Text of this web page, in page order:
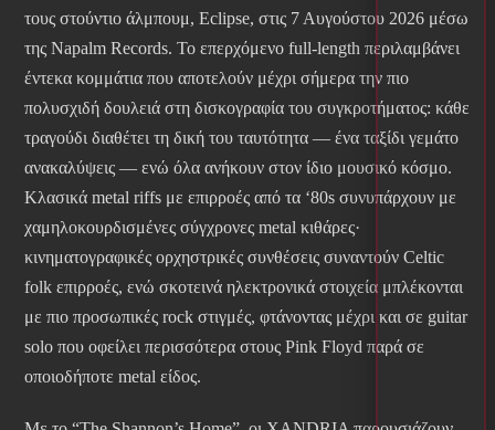
τους στούντιο άλμπουμ, Eclipse, στις 7 Αυγούστου 2026 μέσω
της Napalm Records. Το επερχόμενο full-length περιλαμβάνει
έντεκα κομμάτια που αποτελούν μέχρι σήμερα την πιο
πολυσχιδή δουλειά στη δισκογραφία του συγκροτήματος: κάθε
τραγούδι διαθέτει τη δική του ταυτότητα — ένα ταξίδι γεμάτο
ανακαλύψεις — ενώ όλα ανήκουν στον ίδιο μουσικό κόσμο.
Κλασικά metal riffs με επιρροές από τα ‘80s συνυπάρχουν με
χαμηλοκουρδισμένες σύγχρονες metal κιθάρες·
κινηματογραφικές ορχηστρικές συνθέσεις συναντούν Celtic
folk επιρροές, ενώ σκοτεινά ηλεκτρονικά στοιχεία μπλέκονται
με πιο προσωπικές rock στιγμές, φτάνοντας μέχρι και σε guitar
solo που οφείλει περισσότερα στους Pink Floyd παρά σε
οποιοδήποτε metal είδος.